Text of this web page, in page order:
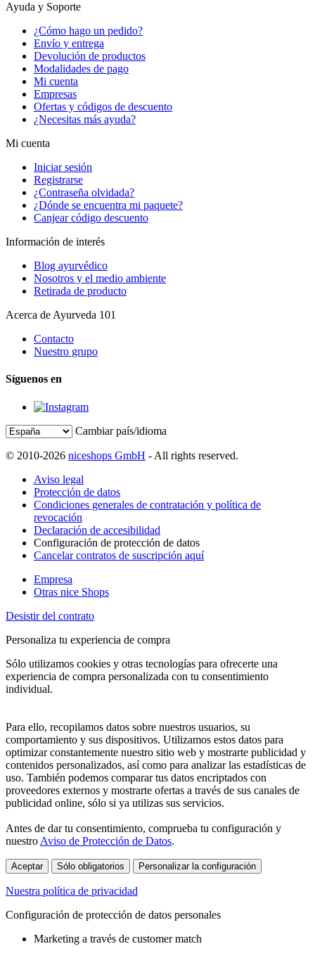
Ayuda y Soporte
¿Cómo hago un pedido?
Envío y entrega
Devolución de productos
Modalidades de pago
Mi cuenta
Empresas
Ofertas y códigos de descuento
¿Necesitas más ayuda?
Mi cuenta
Iniciar sesión
Registrarse
¿Contraseña olvidada?
¿Dónde se encuentra mi paquete?
Canjear código descuento
Información de interés
Blog ayurvédico
Nosotros y el medio ambiente
Retirada de producto
Acerca de Ayurveda 101
Contacto
Nuestro grupo
Síguenos en
Cambiar país/idioma
© 2010-2026 niceshops GmbH - All rights reserved.
Aviso legal
Protección de datos
Condiciones generales de contratación y política de
revocación
Declaración de accesibilidad
Configuración de protección de datos
Cancelar contratos de suscripción aquí
Empresa
Otras nice Shops
Desistir del contrato
Personaliza tu experiencia de compra
Sólo utilizamos cookies y otras tecnologías para ofrecerte una
experiencia de compra personalizada con tu consentimiento
individual.
Para ello, recopilamos datos sobre nuestros usuarios, su
comportamiento y sus dispositivos. Utilizamos estos datos para
optimizar constantemente nuestro sitio web y mostrarte publicidad y
contenidos personalizados, así como para analizar las estadísticas de
uso. También podemos comparar tus datos encriptados con
proveedores externos y mostrarte ofertas a través de sus canales de
publicidad online, sólo si ya utilizas sus servicios.
Antes de dar tu consentimiento, comprueba tu configuración y
nuestro Aviso de Protección de Datos.
Aceptar Sólo obligatorios Personalizar la configuración
Nuestra política de privacidad
Configuración de protección de datos personales
Marketing a través de customer match